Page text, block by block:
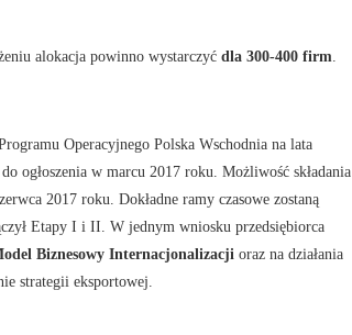
alokacja powinno wystarczyć dla 300-400 firm
Operacyjnego Polska Wschodnia na lata
ogłoszenia w marcu 2017 roku. Możliwość składania
2017 roku. Dokładne ramy czasowe zostaną
Etapy I i II. W jednym wniosku przedsiębiorca
Biznesowy Internacjonalizacji oraz na działania
strategii eksportowej.